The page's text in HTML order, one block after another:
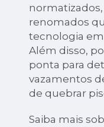
renomados
tecnologia
Além disso,
ponta para
vazamentos
de quebrar
Saiba mais